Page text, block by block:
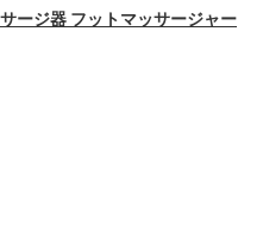
ージ器 フットマッサージャー